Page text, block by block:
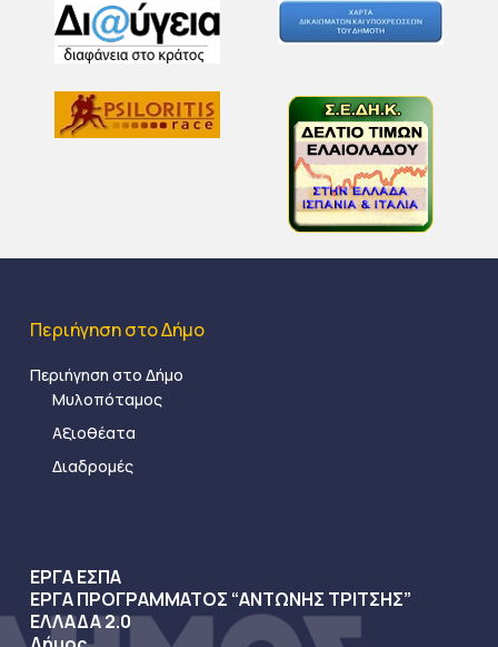
Περιήγηση στο Δήμο
Περιήγηση στο Δήμο
Μυλοπόταμος
Αξιοθέατα
Διαδρομές
ΕΡΓΑ ΕΣΠΑ
ΕΡΓΑ ΠΡΟΓΡΑΜΜΑΤΟΣ “ΑΝΤΩΝΗΣ ΤΡΙΤΣΗΣ”
ΕΛΛΑΔΑ 2.0